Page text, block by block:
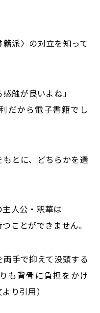
派〉の対立を知って
触が良いよね」
だから電子書籍でし
とに、どちらかを選
人公・釈華は
ことができません。
手で抑えて没頭する
も背骨に負担をかけ
り引用）